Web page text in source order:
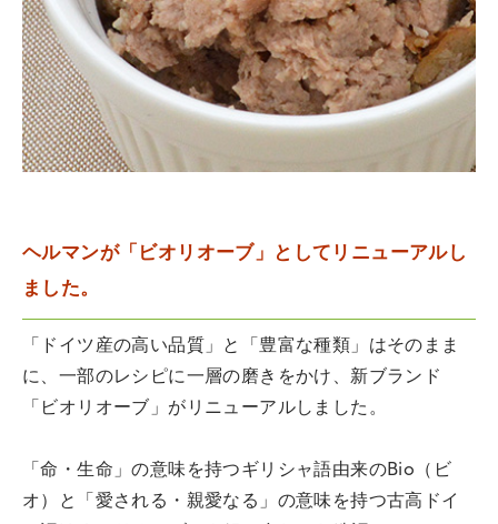
ヘルマンが「ビオリオーブ」としてリニューアルし
ました。
「ドイツ産の高い品質」と「豊富な種類」はそのまま
に、一部のレシピに一層の磨きをかけ、新ブランド
「ビオリオーブ」がリニューアルしました。
「命・生命」の意味を持つギリシャ語由来のBio（ビ
オ）と「愛される・親愛なる」の意味を持つ古高ドイ